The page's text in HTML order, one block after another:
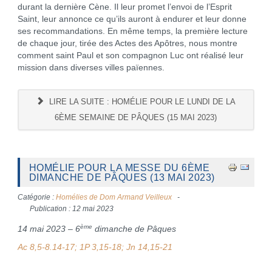
durant la dernière Cène. Il leur promet l’envoi de l’Esprit
Saint, leur annonce ce qu’ils auront à endurer et leur donne
ses recommandations. En même temps, la première lecture
de chaque jour, tirée des Actes des Apôtres, nous montre
comment saint Paul et son compagnon Luc ont réalisé leur
mission dans diverses villes païennes.
LIRE LA SUITE : HOMÉLIE POUR LE LUNDI DE LA
6ÈME SEMAINE DE PÂQUES (15 MAI 2023)
HOMÉLIE POUR LA MESSE DU 6ÈME
DIMANCHE DE PÂQUES (13 MAI 2023)
Catégorie : Homélies de Dom Armand Veilleux
Publication : 12 mai 2023
14 mai 2023 – 6ème dimanche de Pâques
Ac 8,5-8.14-17; 1P 3,15-18; Jn 14,15-21